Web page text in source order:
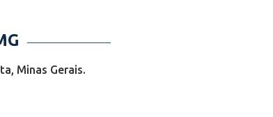
Minas Gerais.